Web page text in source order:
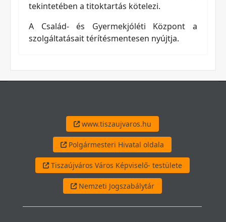
tekintetében a titoktartás kötelezi.
A Család- és Gyermekjóléti Központ a
szolgáltatásait térítésmentesen nyújtja.
www.tiszaujvaros.hu
Polgármesteri Hivatal oldala
Tiszaújváros Város Képviselő- testülete
Nemzeti Jogszabálytár